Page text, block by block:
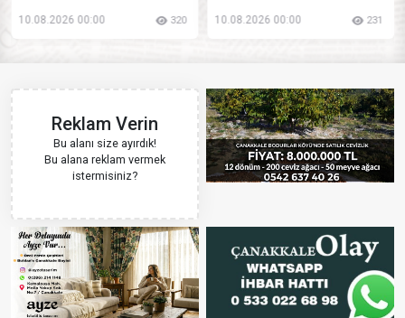
10.08.2026 00:00 320 10.08.2026 00:00 231
Reklam Verin
Bu alanı size ayırdık!
Bu alana reklam vermek
istermisiniz?